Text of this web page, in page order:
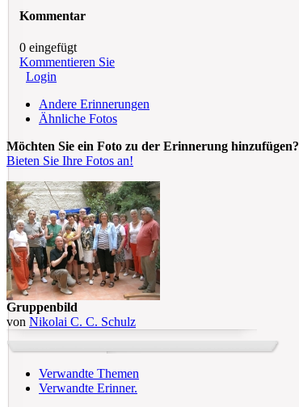
Kommentar
0 eingefügt
Kommentieren Sie
Login
Andere Erinnerungen
Ähnliche Fotos
Möchten Sie ein Foto zu der Erinnerung hinzufügen?
Bieten Sie Ihre Fotos an!
Gruppenbild
von Nikolai C. C. Schulz
Verwandte Themen
Verwandte Erinner.